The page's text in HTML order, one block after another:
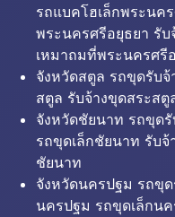
รถแบคโฮเล็กพระนค
พระนครศรีอยุธยา รั
เหมาถมที่พระนครศรี
จังหวัดสตูล รถขุดรับจ้
สตูล รับจ้างขุดสระส
จังหวัดชัยนาท รถขุด
รถขุดเล็กชัยนาท รับ
ชัยนาท
จังหวัดนครปฐม รถขุ
นครปฐม รถขุดเล็กน